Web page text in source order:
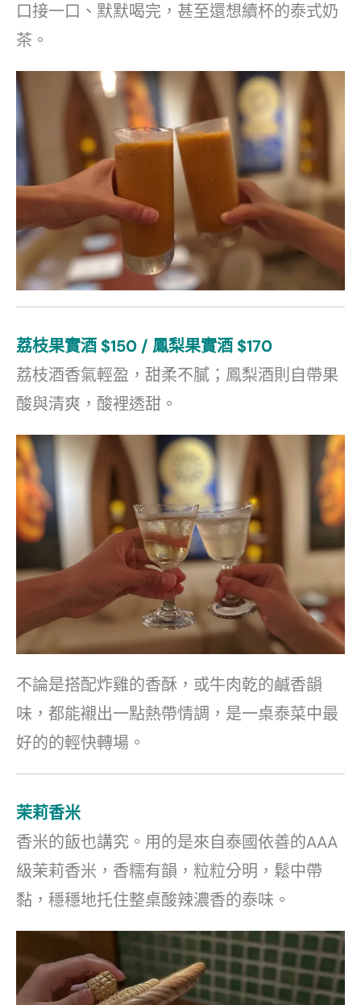
口接一口、默默喝完，甚至還想續杯的泰式奶
茶。
荔枝果實酒 $150 / 鳳梨果實酒 $170
荔枝酒香氣輕盈，甜柔不膩；鳳梨酒則自帶果
酸與清爽，酸裡透甜。
不論是搭配炸雞的香酥，或牛肉乾的鹹香韻
味，都能襯出一點熱帶情調，是一桌泰菜中最
好的的輕快轉場。
茉莉香米
香米的飯也講究。用的是來自泰國依善的AAA
級茉莉香米，香糯有韻，粒粒分明，鬆中帶
黏，穩穩地托住整桌酸辣濃香的泰味。